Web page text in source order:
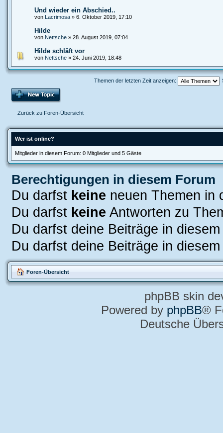
Und wieder ein Abschied..
von Lacrimosa» 6. Oktober 2019, 17:10
Hilde
von Nettsche» 28. August 2019, 07:04
Hilde schläft vor
von Nettsche» 24. Juni 2019, 18:48
Themen der letzten Zeit anzeigen:
Zurück zu Foren-Übersicht
Wer ist online?
Mitglieder in diesem Forum: 0 Mitglieder und 5 Gäste
Berechtigungen in diesem Forum
Du darfst keine neuen Themen in
Du darfst keine Antworten zu
Du darfst deine Beiträge in
Du darfst deine Beiträge in
Foren-Übersicht
phpBB skin
Powered by phpBB®
Deutsche